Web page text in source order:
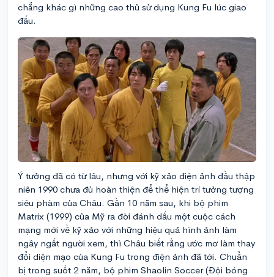
chẳng khác gì những cao thủ sử dụng Kung Fu lúc giao
đấu.
Ý tưởng đã có từ lâu, nhưng với kỹ xảo điện ảnh đầu thập
niên 1990 chưa đủ hoàn thiện để thể hiện trí tưởng tượng
siêu phàm của Châu. Gần 10 năm sau, khi bộ phim
Matrix (1999) của Mỹ ra đời đánh dấu một cuộc cách
mạng mới về kỹ xảo với những hiệu quả hình ảnh làm
ngây ngất người xem, thì Châu biết rằng ước mơ làm thay
đổi diện mạo của Kung Fu trong điện ảnh đã tới. Chuẩn
bị trong suốt 2 năm, bộ phim Shaolin Soccer (Đội bóng